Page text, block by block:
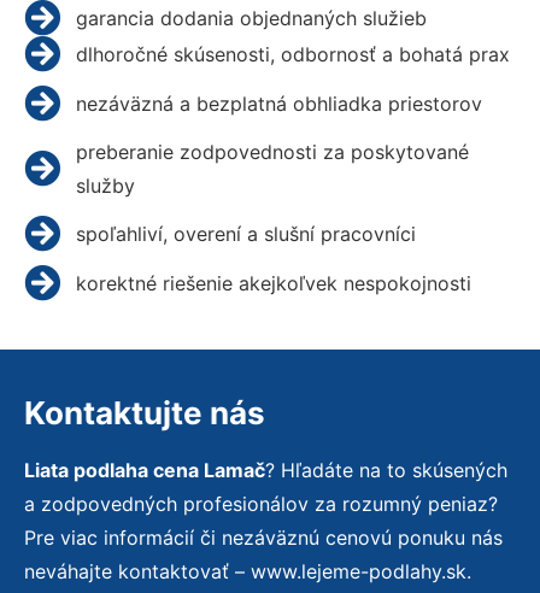
garancia dodania objednaných služieb
dlhoročné skúsenosti, odbornosť a bohatá prax
nezáväzná a bezplatná obhliadka priestorov
preberanie zodpovednosti za poskytované
služby
spoľahliví, overení a slušní pracovníci
korektné riešenie akejkoľvek nespokojnosti
Kontaktujte nás
Liata podlaha cena Lamač? Hľadáte na to skúsených
a zodpovedných profesionálov za rozumný peniaz?
Pre viac informácií či nezáväznú cenovú ponuku nás
neváhajte kontaktovať – www.lejeme-podlahy.sk.